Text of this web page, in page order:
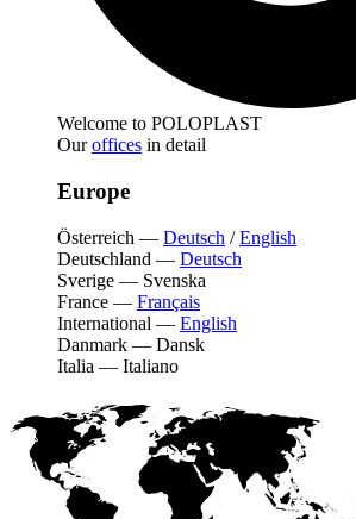
Welcome to POLOPLAST
Ouroffices in detail
Europe
Österreich — Deutsch /English
Deutschland — Deutsch
Sverige — Svenska
France — Français
International — English
Danmark — Dansk
Italia — Italiano